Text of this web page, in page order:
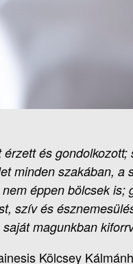
és
minden szakában, a
éppen bölcsek
szív és
magunkban
Kölcsey